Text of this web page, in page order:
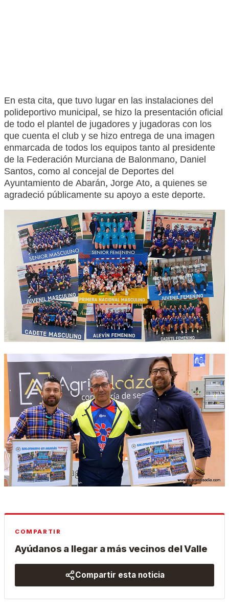
En esta cita, que tuvo lugar en las instalaciones del
polideportivo municipal, se hizo la presentación oficial
de todo el plantel de jugadores y jugadoras con los
que cuenta el club y se hizo entrega de una imagen
enmarcada de todos los equipos tanto al presidente
de la Federación Murciana de Balonmano, Daniel
Santos, como al concejal de Deportes del
Ayuntamiento de Abarán, Jorge Ato, a quienes se
agradeció públicamente su apoyo a este deporte.
COMPARTIR
Ayúdanos a llegar a más vecinos del Valle
Compartir esta noticia